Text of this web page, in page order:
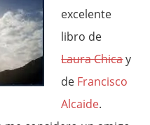
excelente
libro de
Laura Chicay
de Francisco
Alcaide.